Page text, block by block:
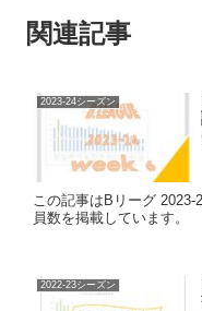
関連記事
2023-24シーズン
この記事はBリーグ 2023-
員数を掲載しています。
2022-23シーズン